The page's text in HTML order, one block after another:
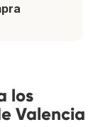
los
Valencia